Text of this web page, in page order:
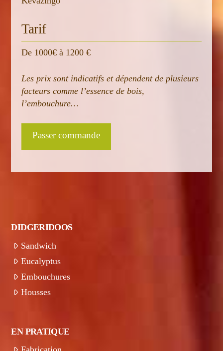
Tarif
De 1000€ à 1200 €
Les prix sont indicatifs et dépendent de plusieurs
facteurs comme l’essence de bois,
l’embouchure…
Passer commande
DIDGERIDOOS
Sandwich
Eucalyptus
Embouchures
Housses
EN PRATIQUE